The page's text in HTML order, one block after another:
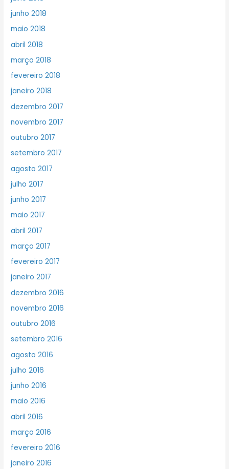
junho 2018
maio 2018
abril 2018
março 2018
fevereiro 2018
janeiro 2018
dezembro 2017
novembro 2017
outubro 2017
setembro 2017
agosto 2017
julho 2017
junho 2017
maio 2017
abril 2017
março 2017
fevereiro 2017
janeiro 2017
dezembro 2016
novembro 2016
outubro 2016
setembro 2016
agosto 2016
julho 2016
junho 2016
maio 2016
abril 2016
março 2016
fevereiro 2016
janeiro 2016